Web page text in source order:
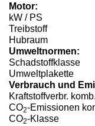
Motor:
kW / PS
Treibstoff
Hubraum
Umweltnormen:
Schadstoffklasse
Umweltplakette
Verbrauch und
Kraftstoffverbr. komb.
CO2-Emissionen
CO2-Klasse